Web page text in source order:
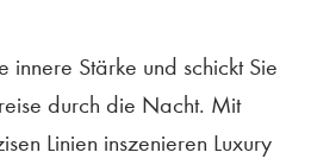
innere Stärke und schickt Sie
durch die Nacht. Mit
Linien inszenieren Luxury